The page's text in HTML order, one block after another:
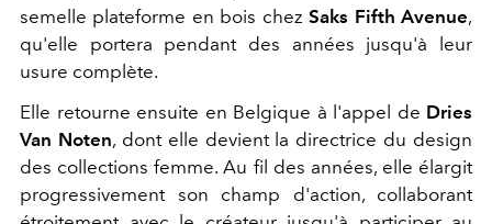
semelle plateforme en bois chezSaks Fifth Avenue,
qu'elle portera pendant des années jusqu'à leur
usure complète.
Elle retourne ensuite en Belgique à l'appel de Dries
Van Noten, dont elle devient la directrice du design
des collections femme. Au fil des années, elle élargit
progressivement son champ d'action, collaborant